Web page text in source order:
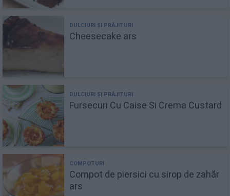
Cheesecake ars
Fursecuri Cu Caise Si Crema Custard
Compot de piersici cu sirop de zahăr
ars